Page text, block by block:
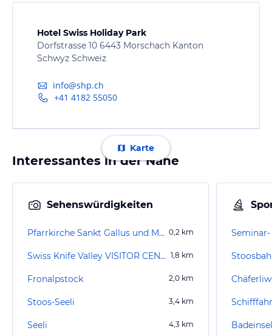
Hotel Swiss Holiday Park
Dorfstrasse 10 6443 Morschach Kanton
Schwyz Schweiz
info@shp.ch
+41 4182 55050
Karte
Interessantes in der Nähe
Sehenswürdigkeiten
Pfarrkirche Sankt Gallus und Mauritius 0,2 km
Swiss Knife Valley VISITOR CENTER (geschlossen) 1,8 km
Fronalpstock 2,0 km
Stoos-Seeli 3,4 km
Seeli 4,3 km